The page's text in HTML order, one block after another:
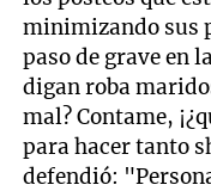
minimizando sus
paso de grave en
digan roba
mal? Contame,
para hacer tanto
defendió: